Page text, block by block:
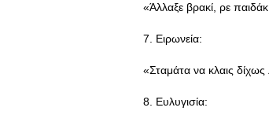
«Άλλαξε βρακί, ρε
7. Ειρωνεία:
«Σταμάτα να κλαις
8. Ευλυγισία: